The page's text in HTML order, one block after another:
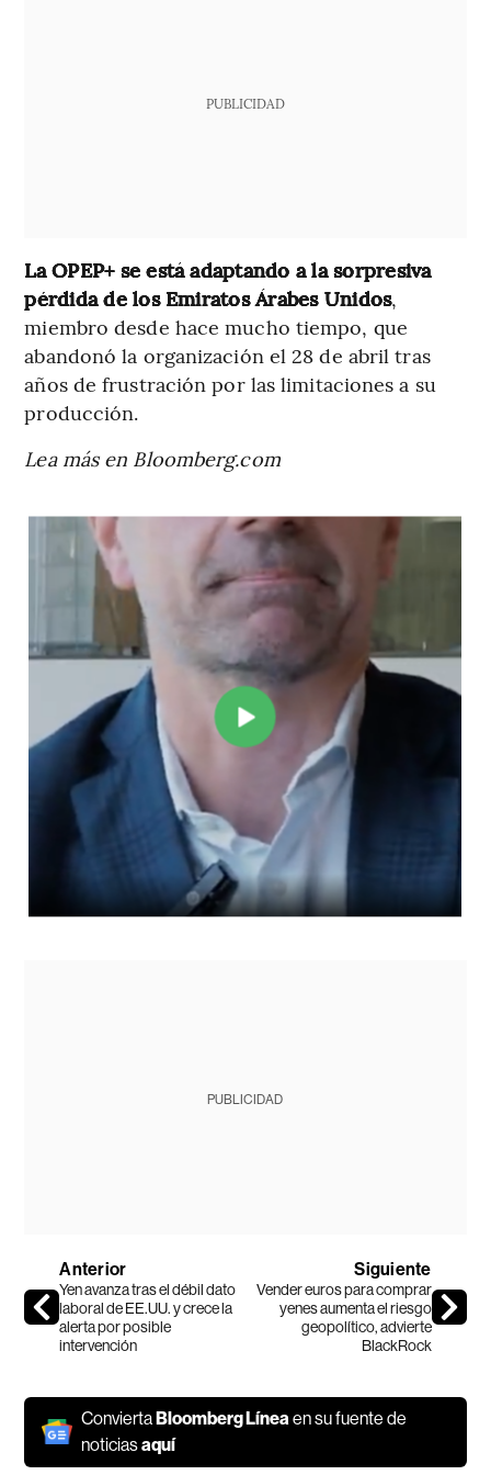
PUBLICIDAD
La OPEP+ se está adaptando a la sorpresiva
pérdida de los Emiratos Árabes Unidos,
miembro desde hace mucho tiempo, que
abandonó la organización el 28 de abril tras
años de frustración por las limitaciones a su
producción.
Lea más en Bloomberg.com
PUBLICIDAD
Anterior
Yen avanza tras el débil dato
laboral de EE.UU. y crece la
alerta por posible
intervención
Siguiente
Vender euros para comprar
yenes aumenta el riesgo
geopolítico, advierte
BlackRock
ConviertaBloomberg Línea en su fuente de
noticiasaquí